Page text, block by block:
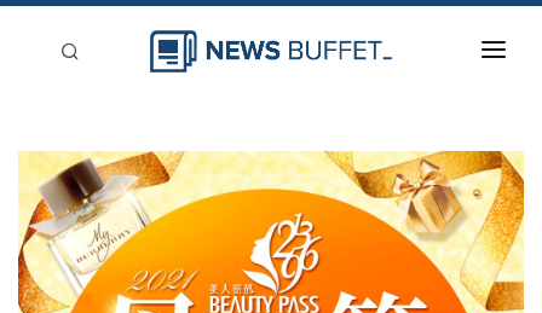
新聞稿分類
登入
刊登